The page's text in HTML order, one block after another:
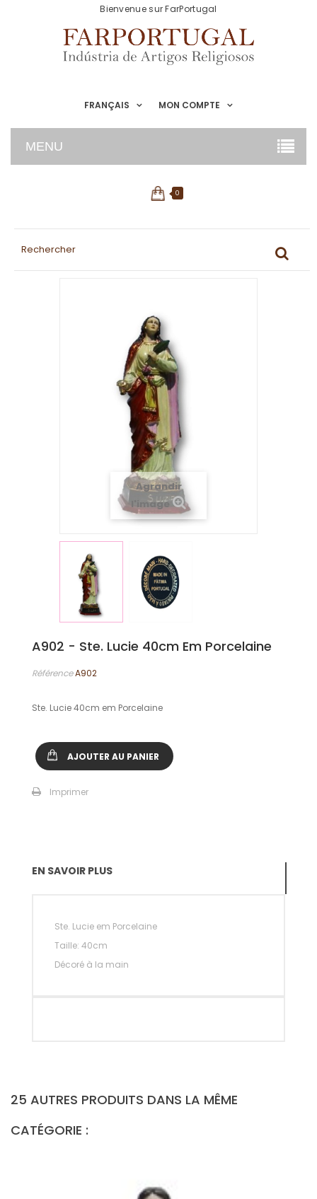
FRANÇAIS
Bienvenue sur FarPortugal
MON COMPTE
MENU
0
Agrandir
l'image
A902 - Ste. Lucie 40cm Em Porcelaine
RéférenceA902
Ste. Lucie 40cm em Porcelaine
AJOUTER AU PANIER
Imprimer
EN SAVOIR PLUS
Ste. Lucie em Porcelaine
Taille: 40cm
Décoré à la main
25 AUTRES PRODUITS DANS LA MÊME
CATÉGORIE :